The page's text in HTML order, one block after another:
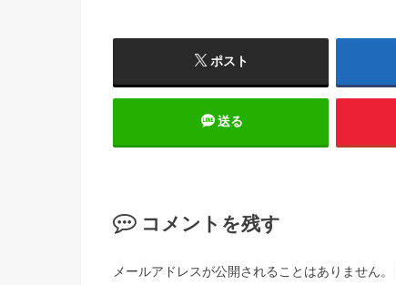
ポスト
送る
コメントを残す
メールアドレスが公開されることはありません。